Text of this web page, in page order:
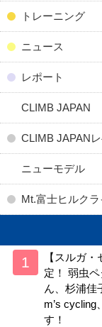
トレーニング
ニュース
レポート
CLIMB JAPAN
CLIMB JAPAN
ニューモデル
Mt.富士ヒルクラ
【スルガ
定！ 弱虫
ん、杉浦佳
m’s cycling
す！